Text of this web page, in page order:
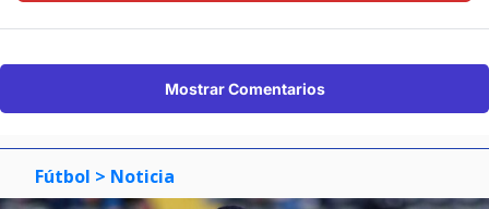
Mostrar Comentarios
Fútbol > Noticia